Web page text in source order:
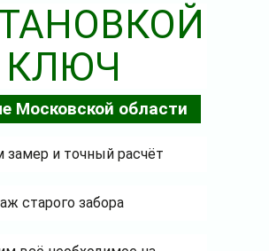
Московской области
замер и точный расчёт
старого забора